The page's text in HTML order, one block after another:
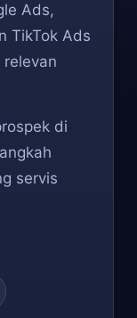
Ads,
TikTok Ads
di
servis